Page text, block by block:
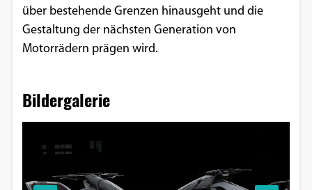
über bestehende Grenzen hinausgeht und die
Gestaltung der nächsten Generation von
Motorrädern prägen wird.
Bildergalerie